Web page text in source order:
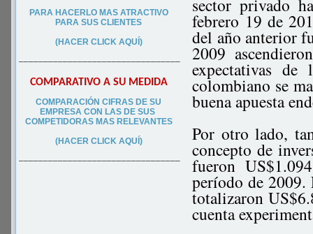
PARA HACERLO MAS ATRACTIVO
PARA SUS CLIENTES
(HACER CLICK AQUÍ)
–––––––––––––––––––––––––––––––––
COMPARATIVO A SU MEDIDA
COMPARACIÓN CIFRAS DE SU
EMPRESA CON LAS DE SUS
COMPETIDORAS MAS RELEVANTES
(HACER CLICK AQUÍ)
–––––––––––––––––––––––––––––––––
sector privado
febrero 19 de
del año anterior
2009
expectativas
colombiano se
buena apuesta
Por otro lado,
concepto de
fueron
período de 2009.
totalizaron
cuenta